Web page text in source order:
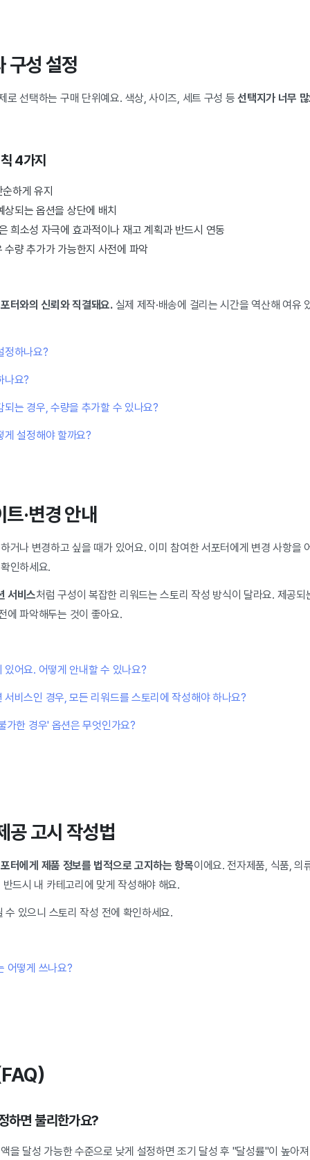
구성 설정
로 선택하는 구매 단위예요. 색상, 사이즈, 세트 구성 등선택지가 너무
4가지
하게 유지
되는 옵션을 상단에 배치
희소성 자극에 효과적이나 재고 계획과 반드시 연동
수량 추가가 가능한지 사전에 파악
터와의 신뢰와 직결돼요.실제 제작·배송에 걸리는 시간을 역산해 여유
정하나요?
나요?
되는 경우, 수량을 추가할 수 있나요?
게 설정해야 할까요?
·변경 안내
거나 변경하고 싶을 때가 있어요. 이미 참여한 서포터에게 변경 사항을
인하세요.
서비스처럼 구성이 복잡한 리워드는 스토리 작성 방식이 달라요. 제공
에 파악해두는 것이 좋아요.
있어요. 어떻게 안내할 수 있나요?
서비스인 경우, 모든 리워드를 스토리에 작성해야 하나요?
가한 경우' 옵션은 무엇인가요?
공 고시 작성법
터에게 제품 정보를 법적으로 고지하는 항목이에요. 전자제품, 식품, 의
드시 내 카테고리에 맞게 작성해야 해요.
수 있으니 스토리 작성 전에 확인하세요.
어떻게 쓰나요?
하면 불리한가요?
을 달성 가능한 수준으로 낮게 설정하면 조기 달성 후 "달성률"이 높아